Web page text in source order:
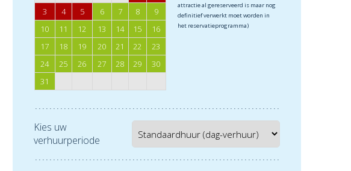
3
4 5 6 7 8
9
10
11 12 13 14 15
16
17
18 19 20 21 22
23
24
25 26 27 28 29
30
31
attractie al gereserveerd is maar nog
definitief verwerkt moet worden in
het reservatieprogramma)
Kies uw
verhuurperiode